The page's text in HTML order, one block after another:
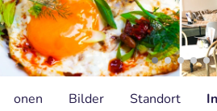
Bilder Standort